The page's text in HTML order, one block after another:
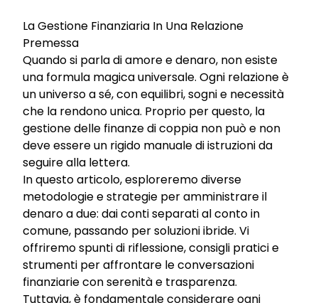
La Gestione Finanziaria In Una Relazione
Premessa
Quando si parla di amore e denaro, non esiste
una formula magica universale. Ogni relazione è
un universo a sé, con equilibri, sogni e necessità
che la rendono unica. Proprio per questo, la
gestione delle finanze di coppia non può e non
deve essere un rigido manuale di istruzioni da
seguire alla lettera.
In questo articolo, esploreremo diverse
metodologie e strategie per amministrare il
denaro a due: dai conti separati al conto in
comune, passando per soluzioni ibride. Vi
offriremo spunti di riflessione, consigli pratici e
strumenti per affrontare le conversazioni
finanziarie con serenità e trasparenza.
Tuttavia, è fondamentale considerare ogni